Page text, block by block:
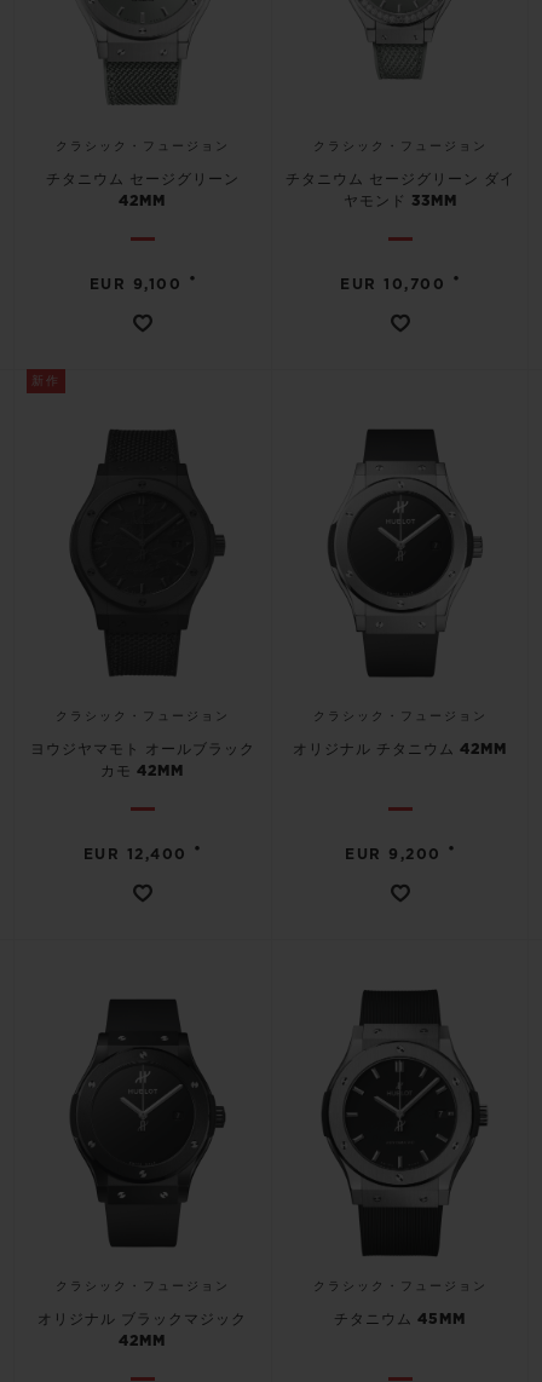
クラシック・フュージョン
チタニウム セージグリーン
42MM
EUR 9,100 •
クラシック・フュージョン
チタニウム セージグリーン ダイ
ヤモンド 33MM
EUR 10,700 •
新作
クラシック・フュージョン
ヨウジヤマモト オールブラック
カモ 42MM
EUR 12,400 •
クラシック・フュージョン
オリジナル チタニウム 42MM
EUR 9,200 •
クラシック・フュージョン
オリジナル ブラックマジック
42MM
クラシック・フュージョン
チタニウム 45MM